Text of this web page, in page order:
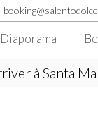
Diaporama
à Santa